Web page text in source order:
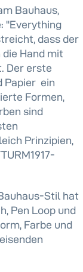
Bauhaus,
''Everything
dass der
Hand mit
Der erste
 ein
Formen,
sind
Prinzipien,
Stil hat
Pen Loop und
Farbe und